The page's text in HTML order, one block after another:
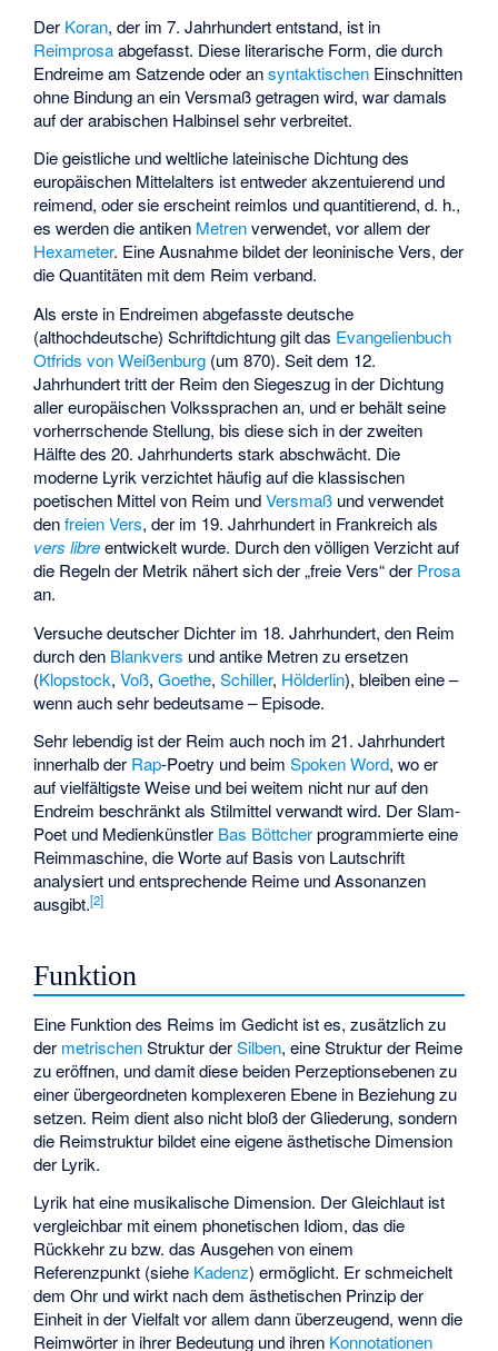
Der Koran, der im 7. Jahrhundert entstand, ist in
Reimprosaabgefasst. Diese literarische Form, die durch
Endreime am Satzende oder ansyntaktischen Einschnitten
ohne Bindung an ein Versmaß getragen wird, war damals
auf der arabischen Halbinsel sehr verbreitet.
Die geistliche und weltliche lateinische Dichtung des
europäischen Mittelalters ist entweder akzentuierend und
reimend, oder sie erscheint reimlos und quantitierend, d. h.,
es werden die antiken Metrenverwendet, vor allem der
Hexameter. Eine Ausnahme bildet der leoninische Vers, der
die Quantitäten mit dem Reim verband.
Als erste in Endreimen abgefasste deutsche
(althochdeutsche) Schriftdichtung gilt das Evangelienbuch
Otfrids von Weißenburg (um 870). Seit dem 12.
Jahrhundert tritt der Reim den Siegeszug in der Dichtung
aller europäischen Volkssprachen an, und er behält seine
vorherrschende Stellung, bis diese sich in der zweiten
Hälfte des 20. Jahrhunderts stark abschwächt. Die
moderne Lyrik verzichtet häufig auf die klassischen
poetischen Mittel von Reim undVersmaß und verwendet
denfreien Vers, der im 19. Jahrhundert in Frankreich als
vers libreentwickelt wurde. Durch den völligen Verzicht auf
die Regeln der Metrik nähert sich der „freie Vers“ der Prosa
an.
Versuche deutscher Dichter im 18. Jahrhundert, den Reim
durch den Blankvers und antike Metren zu ersetzen
(Klopstock,Voß,Goethe,Schiller, Hölderlin), bleiben eine –
wenn auch sehr bedeutsame – Episode.
Sehr lebendig ist der Reim auch noch im 21. Jahrhundert
innerhalb der Rap-Poetry und beimSpoken Word, wo er
auf vielfältigste Weise und bei weitem nicht nur auf den
Endreim beschränkt als Stilmittel verwandt wird. Der Slam-
Poet und Medienkünstler Bas Böttcherprogrammierte eine
Reimmaschine, die Worte auf Basis von Lautschrift
analysiert und entsprechende Reime und Assonanzen
ausgibt.[2]
Funktion
Eine Funktion des Reims im Gedicht ist es, zusätzlich zu
der metrischenStruktur derSilben, eine Struktur der Reime
zu eröffnen, und damit diese beiden Perzeptionsebenen zu
einer übergeordneten komplexeren Ebene in Beziehung zu
setzen. Reim dient also nicht bloß der Gliederung, sondern
die Reimstruktur bildet eine eigene ästhetische Dimension
der Lyrik.
Lyrik hat eine musikalische Dimension. Der Gleichlaut ist
vergleichbar mit einem phonetischen Idiom, das die
Rückkehr zu bzw. das Ausgehen von einem
Referenzpunkt (siehe Kadenz) ermöglicht. Er schmeichelt
dem Ohr und wirkt nach dem ästhetischen Prinzip der
Einheit in der Vielfalt vor allem dann überzeugend, wenn die
Reimwörter in ihrer Bedeutung und ihren Konnotationen